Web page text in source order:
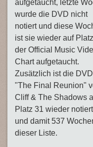
aufgetaucht, letzte
wurde die DVD nicht
notiert und diese
ist sie wieder auf
der Official Music
Chart aufgetaucht.
Zusätzlich ist die DVD
"The Final Reunion"
Cliff & The Shadows
Platz 31 wieder notiert
und damit 537
dieser Liste.